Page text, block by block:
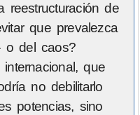
reestructuración de
que prevalezca
o del caos?
que
no debilitarlo
potencias, sino